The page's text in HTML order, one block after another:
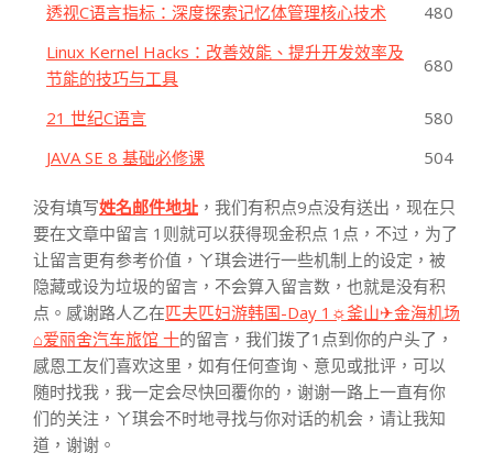
透视C语言指标：深度探索记忆体管理核心技术
480
Linux Kernel Hacks：改善效能、提升开发效率及
节能的技巧与工具
680
21 世纪C语言
580
JAVA SE 8 基础必修课
504
没有填写姓名邮件地址 ，我们有积点9点没有送出，现在只
要在文章中留言 1则就可以获得现金积点 1点，不过，为了
让留言更有参考价值，ㄚ琪会进行一些机制上的设定，被
隐藏或设为垃圾的留言，不会算入留言数，也就是没有积
点。感谢路人乙在匹夫匹妇游韩国-Day 1☼釜山✈金海机场
⌂爱丽舍汽车旅馆 十的留言，我们拨了1点到你的户头了，
感恩工友们喜欢这里，如有任何查询、意见或批评，可以
随时找我，我一定会尽快回覆你的，谢谢一路上一直有你
们的关注，ㄚ琪会不时地寻找与你对话的机会，请让我知
道，谢谢。